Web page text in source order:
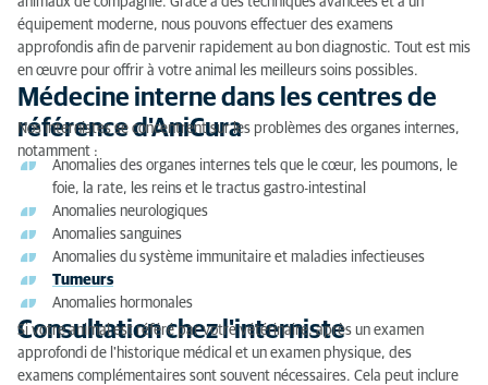
d'AniCura
Consultation chez l'interniste
Endoscopie (chirurgie par endoscopie) pour votre
animal
Quand consulter un interniste ?
Pourquoi aller dans un hôpital pour animaux ?
équipement moderne, nous pouvons effectuer des examens
approfondis afin de parvenir rapidement au bon diagnostic. Tout est mis
en œuvre pour offrir à votre animal les meilleurs soins possibles.
Médecine interne dans les centres de
référence d'AniCura
Nos internistes se concentrent sur les problèmes des organes internes,
notamment :
Anomalies des organes internes tels que le cœur, les poumons, le
foie, la rate, les reins et le tractus gastro-intestinal
Anomalies neurologiques
Anomalies sanguines
Anomalies du système immunitaire et maladies infectieuses
Tumeurs
Anomalies hormonales
Consultation chez l'interniste
Si votre animal est référé par votre vétérinaire, après un examen
approfondi de l'historique médical et un examen physique, des
examens complémentaires sont souvent nécessaires. Cela peut inclure